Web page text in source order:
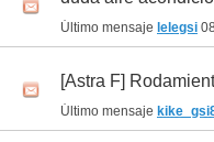
Último mensaje lelegsi
[Astra F]
Último mensaje